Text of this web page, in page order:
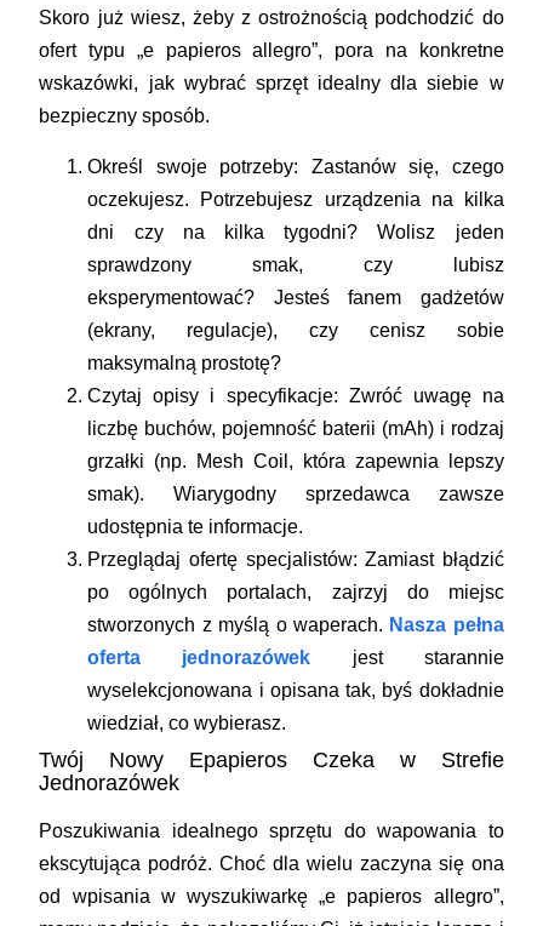
Skoro już wiesz, żeby z ostrożnością podchodzić do
ofert typu „e papieros allegro”, pora na konkretne
wskazówki, jak wybrać sprzęt idealny dla siebie w
bezpieczny sposób.
Określ swoje potrzeby: Zastanów się, czego
oczekujesz. Potrzebujesz urządzenia na kilka
dni czy na kilka tygodni? Wolisz jeden
sprawdzony smak, czy lubisz
eksperymentować? Jesteś fanem gadżetów
(ekrany, regulacje), czy cenisz sobie
maksymalną prostotę?
Czytaj opisy i specyfikacje: Zwróć uwagę na
liczbę buchów, pojemność baterii (mAh) i rodzaj
grzałki (np. Mesh Coil, która zapewnia lepszy
smak). Wiarygodny sprzedawca zawsze
udostępnia te informacje.
Przeglądaj ofertę specjalistów: Zamiast błądzić
po ogólnych portalach, zajrzyj do miejsc
stworzonych z myślą o waperach. Nasza pełna
oferta jednorazówek jest starannie
wyselekcjonowana i opisana tak, byś dokładnie
wiedział, co wybierasz.
Twój Nowy Epapieros Czeka w Strefie
Jednorazówek
Poszukiwania idealnego sprzętu do wapowania to
ekscytująca podróż. Choć dla wielu zaczyna się ona
od wpisania w wyszukiwarkę „e papieros allegro”,